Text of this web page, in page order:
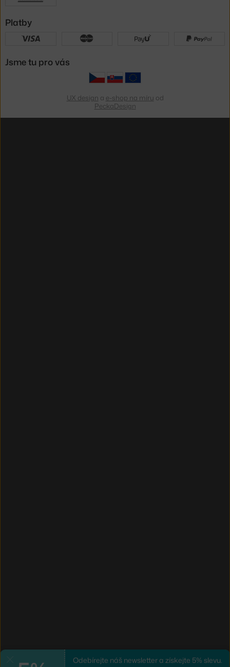
Odebírejte náš newsletter a získejte 5% slevu.
Platby
Jsme tu pro vás
UX design a e-shop na míru od
PeckaDesign